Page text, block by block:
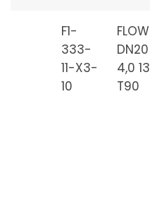
F1-
333-
11-X3-
10
4,0
T90